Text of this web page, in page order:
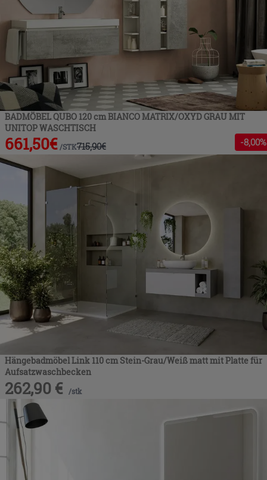
BADMÖBEL QUBO 120 cm BIANCO MATRIX/OXYD GRAU MIT
UNITOP WASCHTISCH
661,50€ /STK715,90€ -8,00%
Hängebadmöbel Link 110 cm Stein-Grau/Weiß matt mit Platte für
Aufsatzwaschbecken
262,90 € /stk